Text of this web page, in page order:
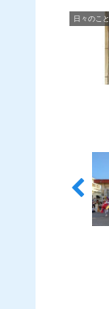
日々のこと